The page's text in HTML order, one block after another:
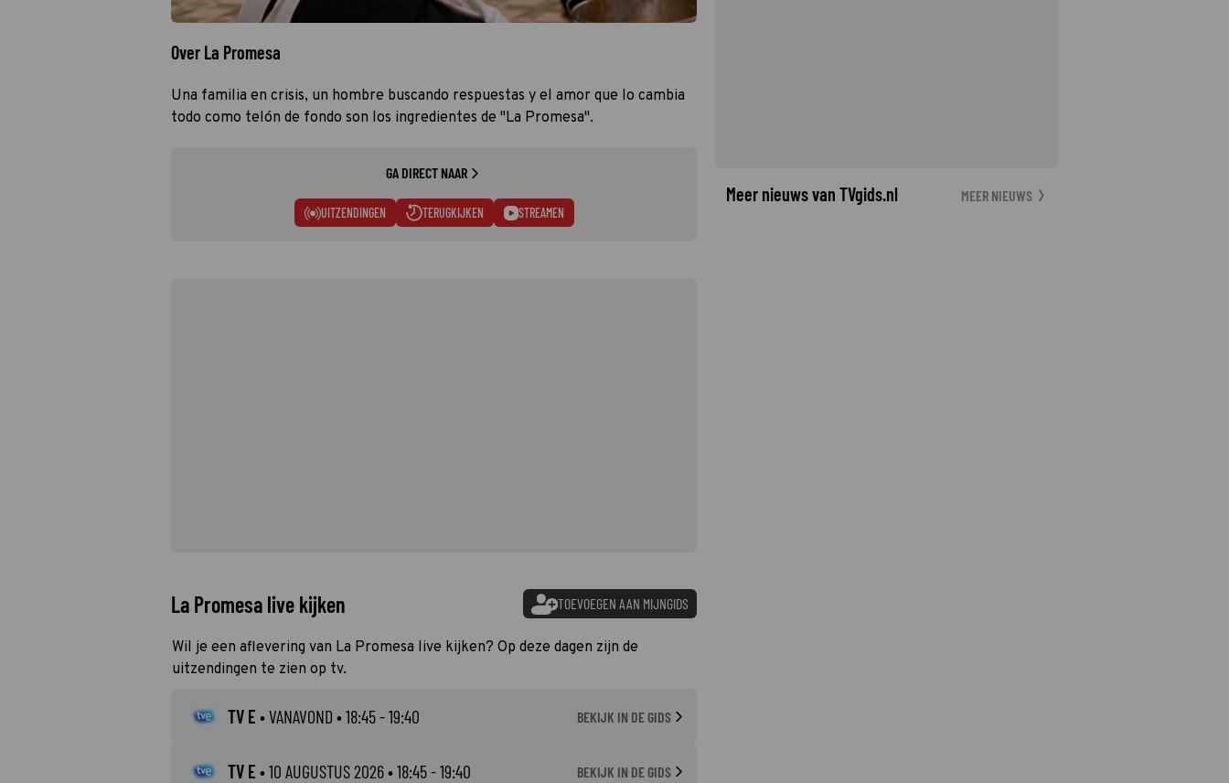
Over La Promesa
Una familia en crisis, un hombre buscando respuestas y el amor que lo cambia
todo como telón de fondo son los ingredientes de "La Promesa".
GA DIRECT NAAR
UITZENDINGEN TERUGKIJKEN STREAMEN
La Promesa live kijken TOEVOEGEN AAN MIJNGIDS
Wil je een aflevering van La Promesa live kijken? Op deze dagen zijn de
uitzendingen te zien op tv.
TV E •VANAVOND • 18:45 - 19:40 BEKIJK IN DE GIDS
TV E •10 AUGUSTUS 2026• 18:45 - 19:40 BEKIJK IN DE GIDS
Meer nieuws van TVgids.nl MEER NIEUWS